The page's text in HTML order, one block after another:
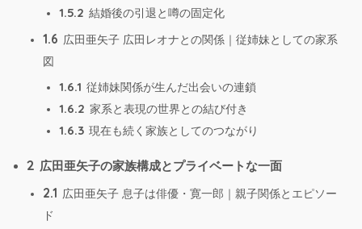
1.5.2 結婚後の引退と噂の固定化
1.6 広田亜矢子 広田レオナとの関係｜従姉妹としての家系
図
1.6.1 従姉妹関係が生んだ出会いの連鎖
1.6.2 家系と表現の世界との結び付き
1.6.3 現在も続く家族としてのつながり
2 広田亜矢子の家族構成とプライベートな一面
2.1 広田亜矢子 息子は俳優・寛一郎｜親子関係とエピソー
ド